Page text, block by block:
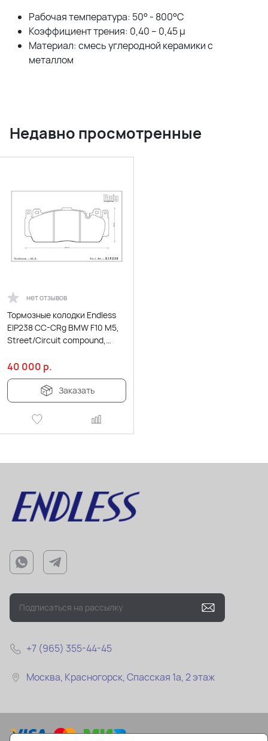
Рабочая температура: 50° - 800°C
Коэффициент трения: 0,40 – 0,45 µ
Материал: смесь углеродной керамики с
металлом
Недавно просмотренные
нет отзывов
Тормозные колодки Endless
EIP238 CC-CRg BMW F10 M5,
Street/Circuit compound,
40 000 р.
Заказать
+7 (965) 355-44-45
Москва, Красногорск, Спасская 1а, 2 этаж